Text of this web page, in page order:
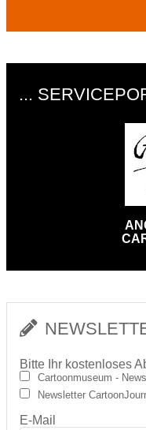
...
Bitte Ihr kostenloses
Cartoonmuseum -
Newsletter
E-Mail